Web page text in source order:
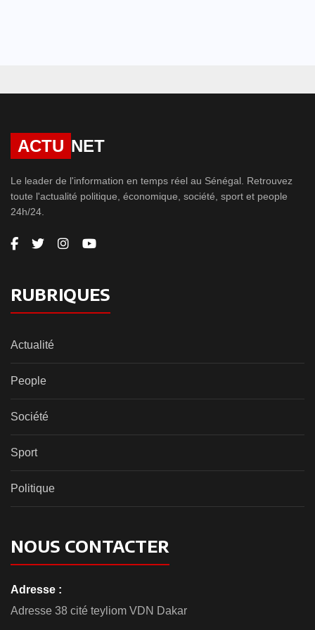
ACTU NET
Le leader de l'information en temps réel au Sénégal. Retrouvez
toute l'actualité politique, économique, société, sport et people
24h/24.
RUBRIQUES
Actualité
People
Société
Sport
Politique
NOUS CONTACTER
Adresse :
Adresse 38 cité teyliom VDN Dakar